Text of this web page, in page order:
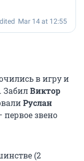
в игру и
ЗабилВиктор
Руслан
первое звено
(2